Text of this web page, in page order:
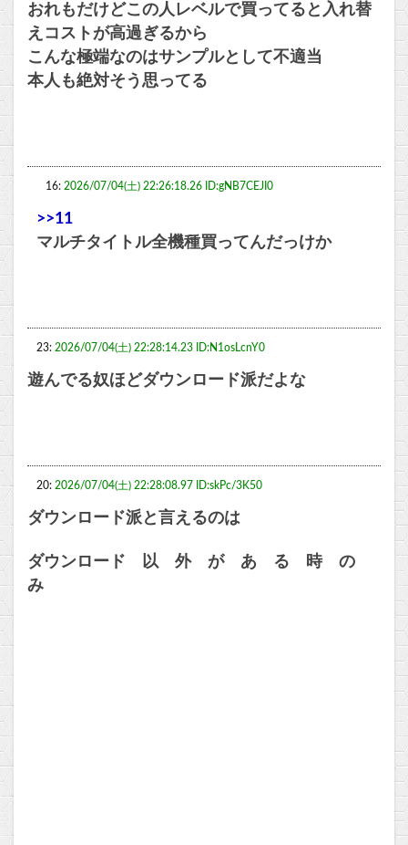
おれもだけどこの人レベルで買ってると入れ替
えコストが高過ぎるから
こんな極端なのはサンプルとして不適当
本人も絶対そう思ってる
16: 2026/07/04(土) 22:26:18.26 ID:gNB7CEJI0
>>11
マルチタイトル全機種買ってんだっけか
23: 2026/07/04(土) 22:28:14.23 ID:N1osLcnY0
遊んでる奴ほどダウンロード派だよな
20: 2026/07/04(土) 22:28:08.97 ID:skPc/3K50
ダウンロード派と言えるのは
ダウンロード 以 外 が あ る 時 の
み